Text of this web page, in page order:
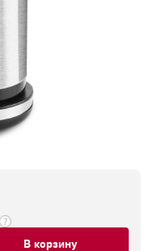
В корзину